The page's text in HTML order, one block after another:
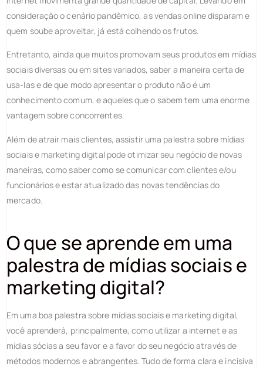
consideração o cenário pandêmico, as vendas online disparam e
quem soube aproveitar, já está colhendo os frutos.
Entretanto, ainda que muitos promovam seus produtos em mídias
sociais diversas ou em sites variados, saber a maneira certa de
usa-las e de que modo apresentar o produto não é um
conhecimento comum, e aqueles que o sabem tem uma enorme
vantagem sobre concorrentes.
Além de atrair mais clientes, assistir uma palestra sobre mídias
sociais e marketing digital pode otimizar seu negócio de novas
maneiras, como saber como se comunicar com clientes e/ou
funcionários e estar atualizado das novas tendências do
mercado.
O que se aprende em uma
palestra de mídias sociais e
marketing digital?
Em uma boa palestra sobre mídias sociais e marketing digital,
você aprenderá, principalmente, como utilizar a internet e as
mídias sócias a seu favor e a favor do seu negócio através de
métodos modernos e abrangentes. Tudo de forma clara e incisiva